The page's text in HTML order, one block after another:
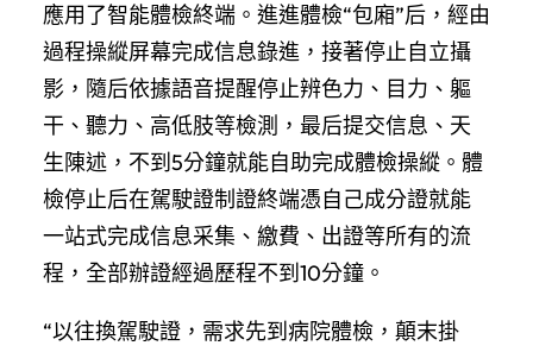
應用了智能體檢終端。進進體檢“包廂”后，經由
過程操縱屏幕完成信息錄進，接著停止自立攝
影，隨后依據語音提醒停止辨色力、目力、軀
干、聽力、高低肢等檢測，最后提交信息、天
生陳述，不到5分鐘就能自助完成體檢操縱。體
檢停止后在駕駛證制證終端憑自己成分證就能
一站式完成信息采集、繳費、出證等所有的流
程，全部辦證經過歷程不到10分鐘。
“以往換駕駛證，需求先到病院體檢，顛末掛